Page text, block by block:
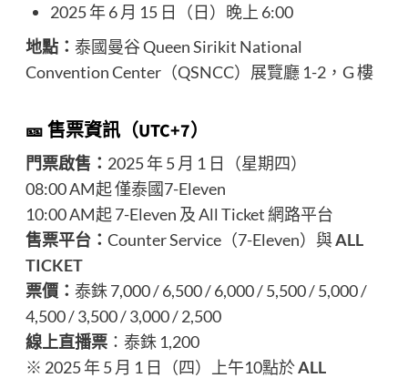
2025 年 6 月 15 日（日）晚上 6:00
地點： 泰國曼谷 Queen Sirikit National
Convention Center（QSNCC）展覽廳 1-2，G 樓
🎫 售票資訊（UTC+7）
門票啟售： 2025 年 5 月 1 日（星期四）
08:00 AM起 僅泰國7-Eleven
10:00 AM起 7-Eleven 及 All Ticket 網路平台
售票平台： Counter Service（7-Eleven）與ALL
TICKET
票價： 泰銖 7,000 / 6,500 / 6,000 / 5,500 / 5,000 /
4,500 / 3,500 / 3,000 / 2,500
線上直播票：泰銖 1,200
※ 2025 年 5 月 1 日（四）上午10點於ALL